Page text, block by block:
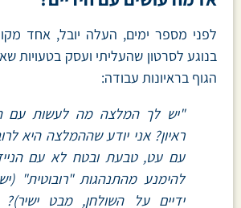
לפני מספר ימים, העלה יובל, אחד
בנוגע לסרטון שהעליתי ועסק בטעויות
הגוף בראיונות עבודה:
"יש לך המלצה מה לעשות עם
ראיון? אני יודע שההמלצה היא
עם עט, טבעת ובטח לא עם
להימנע מהתנהגות "רובוטית"
ידיים על השולחן, מבט